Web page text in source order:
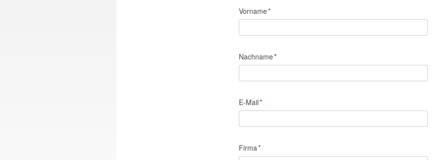
Vorname*
Nachname*
E-Mail*
Firma*